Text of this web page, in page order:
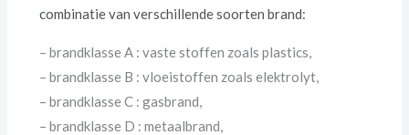
combinatie van verschillende soorten brand:
– brandklasse A : vaste stoffen zoals plastics,
– brandklasse B : vloeistoffen zoals elektrolyt,
– brandklasse C : gasbrand,
– brandklasse D : metaalbrand,